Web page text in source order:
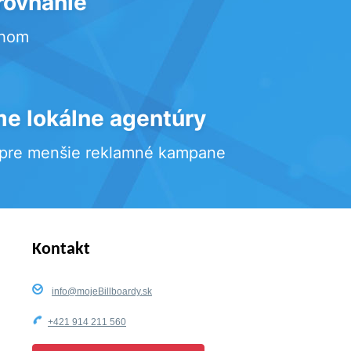
lokálne agentúry
menšie reklamné kampane
Kontakt
info@mojeBillboardy.sk
+421 914 211 560